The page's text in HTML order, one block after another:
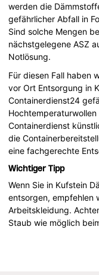
werden die
gefährlicher Abfall in
Sind solche Mengen
nächstgelegene ASZ
Notlösung.
Für diesen Fall haben
vor Ort Entsorgung in
Containerdienst24
Containerdienst
die
eine fachgerechte
Wichtiger Tipp
Wenn Sie in Kufstein
entsorgen, empfehlen
Arbeitskleidung.
Staub wie möglich